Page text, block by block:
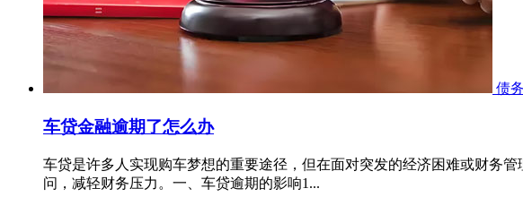
债
车贷金融逾期了怎么办
车贷是许多人实现购车梦想的重要途径，但在面对突发的经济困难或财务
问，减轻财务压力。一、车贷逾期的影响1...